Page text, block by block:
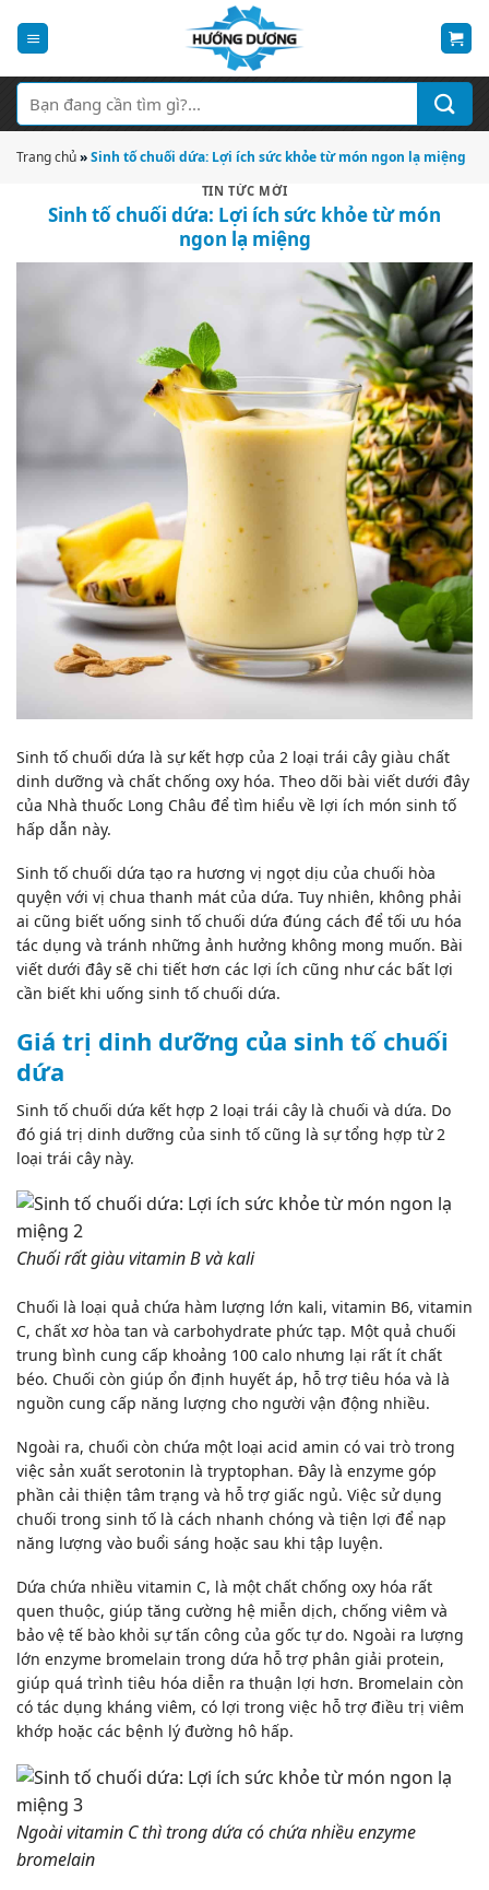
qua
dung
Tìm
kiếm:
Trang chủ»Sinh tố chuối dứa: Lợi ích sức khỏe từ món ngon lạ miệng
TIN TỨC MỚI
Sinh tố chuối dứa: Lợi ích sức khỏe từ món
ngon lạ miệng
Sinh tố chuối dứa là sự kết hợp của 2 loại trái cây giàu chất
dinh dưỡng và chất chống oxy hóa. Theo dõi bài viết dưới đây
của Nhà thuốc Long Châu để tìm hiểu về lợi ích món sinh tố
hấp dẫn này.
Sinh tố chuối dứa tạo ra hương vị ngọt dịu của chuối hòa
quyện với vị chua thanh mát của dứa. Tuy nhiên, không phải
ai cũng biết uống sinh tố chuối dứa đúng cách để tối ưu hóa
tác dụng và tránh những ảnh hưởng không mong muốn. Bài
viết dưới đây sẽ chi tiết hơn các lợi ích cũng như các bất lợi
cần biết khi uống sinh tố chuối dứa.
Giá trị dinh dưỡng của sinh tố chuối
dứa
Sinh tố chuối dứa kết hợp 2 loại trái cây là chuối và dứa. Do
đó giá trị dinh dưỡng của sinh tố cũng là sự tổng hợp từ 2
loại trái cây này.
Chuối rất giàu vitamin B và kali
Chuối là loại quả chứa hàm lượng lớn kali, vitamin B6, vitamin
C, chất xơ hòa tan và carbohydrate phức tạp. Một quả chuối
trung bình cung cấp khoảng 100 calo nhưng lại rất ít chất
béo. Chuối còn giúp ổn định huyết áp, hỗ trợ tiêu hóa và là
nguồn cung cấp năng lượng cho người vận động nhiều.
Ngoài ra, chuối còn chứa một loại acid amin có vai trò trong
việc sản xuất serotonin là tryptophan. Đây là enzyme góp
phần cải thiện tâm trạng và hỗ trợ giấc ngủ. Việc sử dụng
chuối trong sinh tố là cách nhanh chóng và tiện lợi để nạp
năng lượng vào buổi sáng hoặc sau khi tập luyện.
Dứa chứa nhiều vitamin C, là một chất chống oxy hóa rất
quen thuộc, giúp tăng cường hệ miễn dịch, chống viêm và
bảo vệ tế bào khỏi sự tấn công của gốc tự do. Ngoài ra lượng
lớn enzyme bromelain trong dứa hỗ trợ phân giải protein,
giúp quá trình tiêu hóa diễn ra thuận lợi hơn. Bromelain còn
có tác dụng kháng viêm, có lợi trong việc hỗ trợ điều trị viêm
khớp hoặc các bệnh lý đường hô hấp.
Ngoài vitamin C thì trong dứa có chứa nhiều enzyme
bromelain